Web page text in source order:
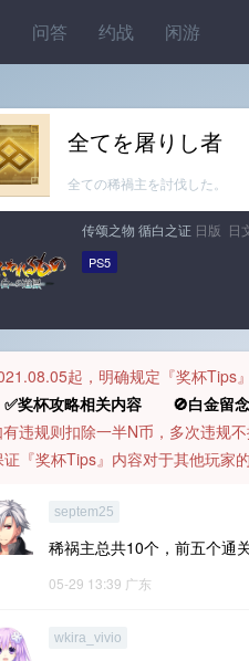
问答 约战 闲游
全てを屠りし者
全ての稀禍主を討伐した。
传颂之物 循白之证 日版 日
PS5
起，明确规定『奖杯Tips
杯攻略相关内容 🚫白金留
违规则扣除一半N币，多次违规
证『奖杯Tips』内容对于其他玩家
septem25
稀祸主总共10个，前五个通
05-29 13:39 广东
wkira_vivio